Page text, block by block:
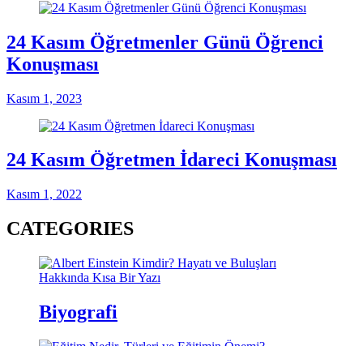
24 Kasım Öğretmenler Günü Öğrenci
Konuşması
Kasım 1, 2023
24 Kasım Öğretmen İdareci Konuşması
Kasım 1, 2022
CATEGORIES
Biyografi